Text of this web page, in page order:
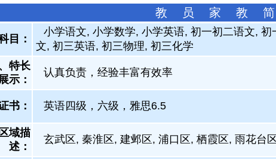
教 员 家 教
目：
小学语文, 小学数学, 小学英语, 初一初二语文,
文, 初三英语, 初三物理, 初三化学
特长
示 ：
认真负责，经验丰富有效率
书 ： 英语四级，六级，雅思6.5
域描
述：
玄武区, 秦淮区, 建邺区, 浦口区, 栖霞区, 雨花台区